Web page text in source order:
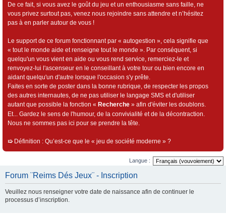
De ce fait, si vous avez le goût du jeu et un enthousiasme sans faille, ne
vous privez surtout pas, venez nous rejoindre sans attendre et n’hésitez
pas à en parler autour de vous !
Le support de ce forum fonctionnant par « autogestion », cela signifie que
« tout le monde aide et renseigne tout le monde ». Par conséquent, si
quelqu'un vous vient en aide ou vous rend service, remerciez-le et
renvoyez-lui l'ascenseur en le conseillant à votre tour ou bien encore en
aidant quelqu'un d'autre lorsque l'occasion s'y prête.
Faites en sorte de poster dans la bonne rubrique, de respecter les propos
des autres internautes, de ne pas utiliser le langage SMS et d'utiliser
autant que possible la fonction « Recherche » afin d'éviter les doublons.
Et... Gardez le sens de l'humour, de la convivialité et de la décontraction.
Nous ne sommes pas ici pour se prendre la tête.
➯ Définition : Qu’est-ce que le « jeu de société moderne » ?
Langue :
Forum ¨Reims Dés Jeux¨ - Inscription
Veuillez nous renseigner votre date de naissance afin de continuer le
processus d’inscription.